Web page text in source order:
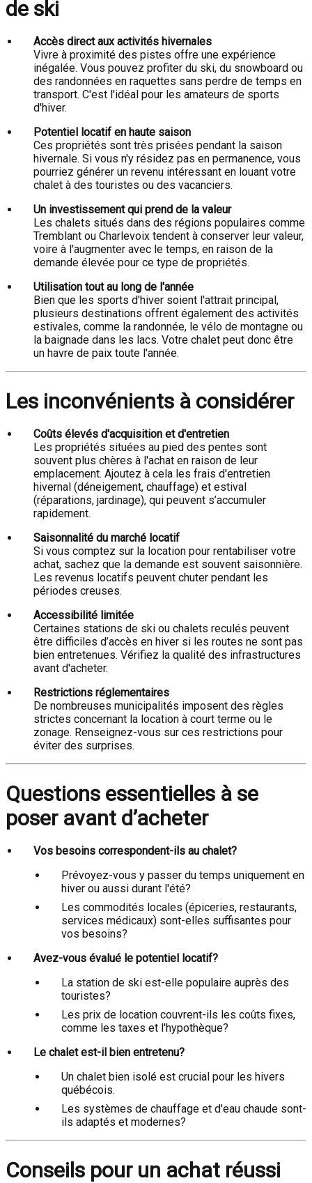
de ski
Accès direct aux activités hivernales
Vivre à proximité des pistes offre une expérience
inégalée. Vous pouvez profiter du ski, du snowboard ou
des randonnées en raquettes sans perdre de temps en
transport. C'est l'idéal pour les amateurs de sports
d'hiver.
Potentiel locatif en haute saison
Ces propriétés sont très prisées pendant la saison
hivernale. Si vous n'y résidez pas en permanence, vous
pourriez générer un revenu intéressant en louant votre
chalet à des touristes ou des vacanciers.
Un investissement qui prend de la valeur
Les chalets situés dans des régions populaires comme
Tremblant ou Charlevoix tendent à conserver leur valeur,
voire à l'augmenter avec le temps, en raison de la
demande élevée pour ce type de propriétés.
Utilisation tout au long de l'année
Bien que les sports d'hiver soient l'attrait principal,
plusieurs destinations offrent également des activités
estivales, comme la randonnée, le vélo de montagne ou
la baignade dans les lacs. Votre chalet peut donc être
un havre de paix toute l'année.
Les inconvénients à considérer
Coûts élevés d'acquisition et d'entretien
Les propriétés situées au pied des pentes sont
souvent plus chères à l'achat en raison de leur
emplacement. Ajoutez à cela les frais d'entretien
hivernal (déneigement, chauffage) et estival
(réparations, jardinage), qui peuvent s’accumuler
rapidement.
Saisonnalité du marché locatif
Si vous comptez sur la location pour rentabiliser votre
achat, sachez que la demande est souvent saisonnière.
Les revenus locatifs peuvent chuter pendant les
périodes creuses.
Accessibilité limitée
Certaines stations de ski ou chalets reculés peuvent
être difficiles d’accès en hiver si les routes ne sont pas
bien entretenues. Vérifiez la qualité des infrastructures
avant d'acheter.
Restrictions réglementaires
De nombreuses municipalités imposent des règles
strictes concernant la location à court terme ou le
zonage. Renseignez-vous sur ces restrictions pour
éviter des surprises.
Questions essentielles à se
poser avant d’acheter
Vos besoins correspondent-ils au chalet?
Prévoyez-vous y passer du temps uniquement en
hiver ou aussi durant l'été?
Les commodités locales (épiceries, restaurants,
services médicaux) sont-elles suffisantes pour
vos besoins?
Avez-vous évalué le potentiel locatif?
La station de ski est-elle populaire auprès des
touristes?
Les prix de location couvrent-ils les coûts fixes,
comme les taxes et l'hypothèque?
Le chalet est-il bien entretenu?
Un chalet bien isolé est crucial pour les hivers
québécois.
Les systèmes de chauffage et d'eau chaude sont-
ils adaptés et modernes?
Conseils pour un achat réussi